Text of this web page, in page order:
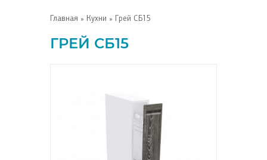
Главная » Кухни » Грей СБ15
ГРЕЙ СБ15